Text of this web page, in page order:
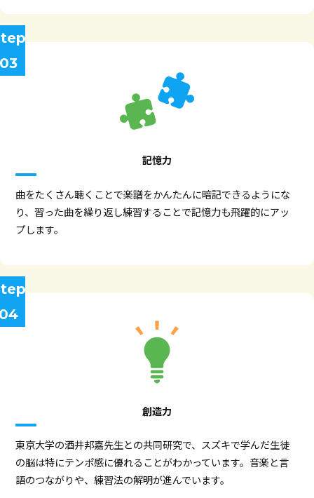
03
記憶力
曲をたくさん聴くことで楽譜をかんたんに暗記できるようにな
り、習った曲を繰り返し練習することで記憶力も飛躍的にアッ
プします。
創造力
東京大学の酒井邦嘉先生との共同研究で、スズキで学んだ生徒
の脳は特にテンポ感に優れることがわかっています。音楽と言
語のつながりや、練習法の解明が進んでいます。